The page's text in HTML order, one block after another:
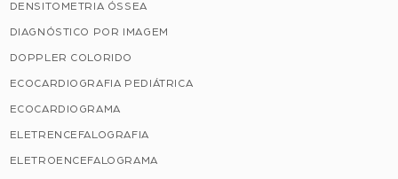
DENSITOMETRIA ÓSSEA
DIAGNÓSTICO POR IMAGEM
DOPPLER COLORIDO
ECOCARDIOGRAFIA PEDIÁTRICA
ECOCARDIOGRAMA
ELETRENCEFALOGRAFIA
ELETROENCEFALOGRAMA